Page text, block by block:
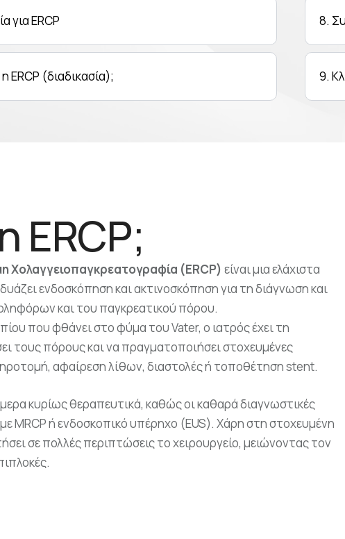
για ERCP
ERCP (διαδικασία);
8.
9.
ERCP;
Χολαγγειοπαγκρεατογραφία (ERCP) είναι μια ελάχιστα
ενδοσκόπηση και ακτινοσκόπηση για τη διάγνωση και
και του παγκρεατικού πόρου.
που φθάνει στο φύμα του Vater, ο ιατρός έχει τη
τους πόρους και να πραγματοποιήσει στοχευμένες
αφαίρεση λίθων, διαστολές ή τοποθέτηση stent.
κυρίως θεραπευτικά, καθώς οι καθαρά διαγνωστικές
MRCP ή ενδοσκοπικό υπέρηχο (EUS). Χάρη στη στοχευμένη
σε πολλές περιπτώσεις το χειρουργείο, μειώνοντας τον